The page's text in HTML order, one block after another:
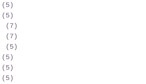
(5)
(5)
(7)
(7)
(5)
(5)
(5)
(5)